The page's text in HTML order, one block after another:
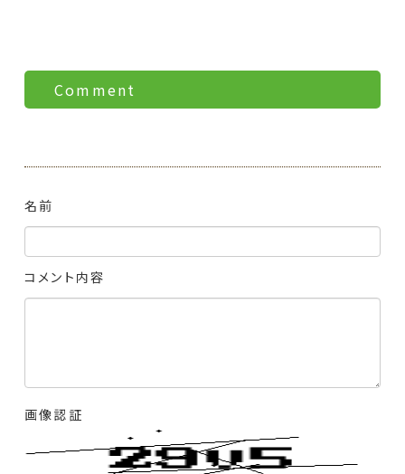
Comment
名前
コメント内容
画像認証